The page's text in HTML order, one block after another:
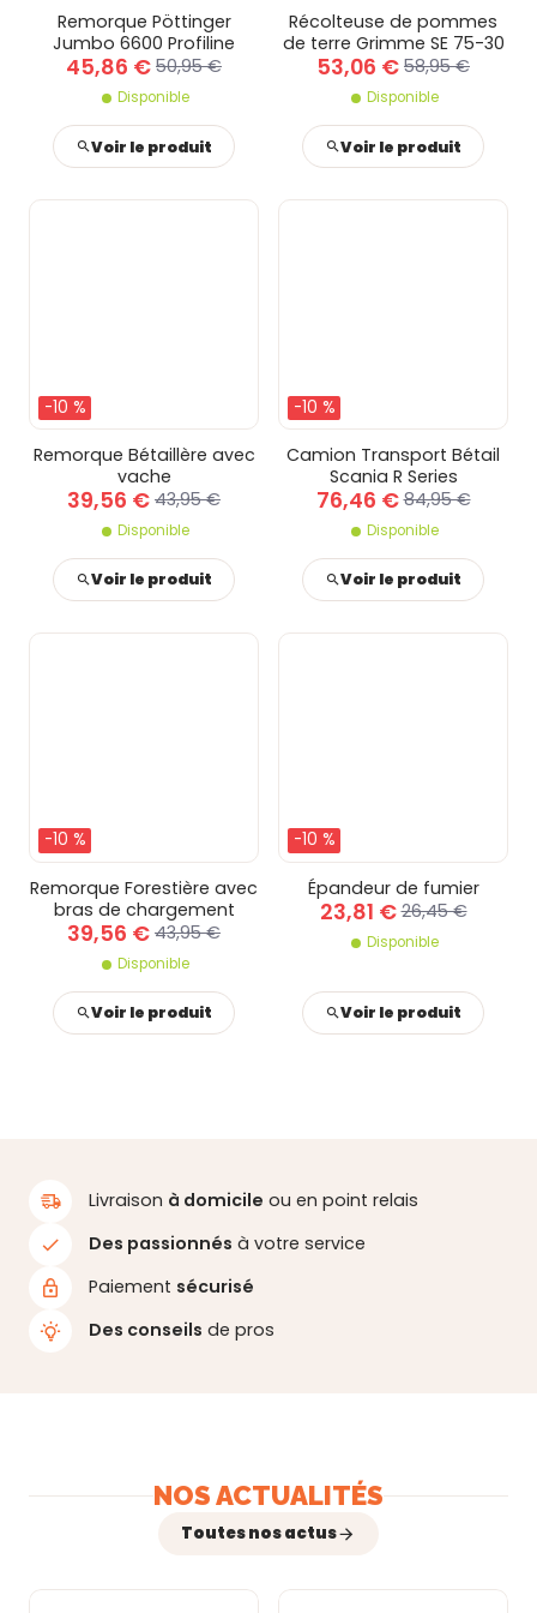
Remorque Pöttinger
Jumbo 6600 Profiline
45,86 € 50,95 €
Disponible
Voir le produit
Récolteuse de pommes
de terre Grimme SE 75-30
53,06 € 58,95 €
Disponible
Voir le produit
-10 %
Remorque Bétaillère avec
vache
39,56 € 43,95 €
Disponible
Voir le produit
-10 %
Camion Transport Bétail
Scania R Series
76,46 € 84,95 €
Disponible
Voir le produit
-10 %
Remorque Forestière avec
bras de chargement
39,56 € 43,95 €
Disponible
Voir le produit
-10 %
Épandeur de fumier
23,81 € 26,45 €
Disponible
Voir le produit
Livraison à domicile ou en point relais
Des passionnés à votre service
Paiement sécurisé
Des conseils de pros
NOS ACTUALITÉS
Toutes nos actus